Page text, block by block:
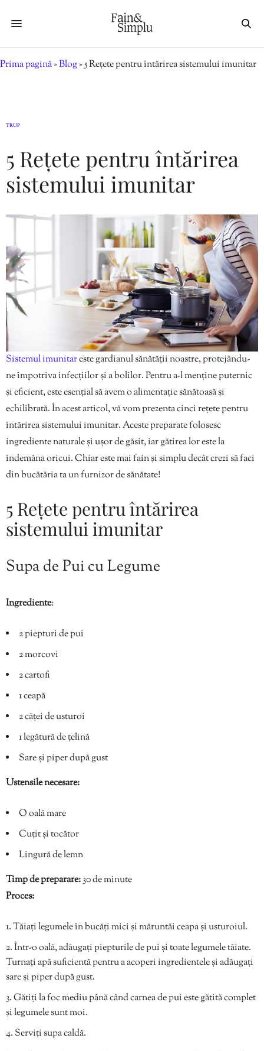
Prima pagină»Blog»5 Rețete pentru întărirea sistemului imunitar
TRUP
5 Rețete pentru întărirea
sistemului imunitar
Sistemul imunitareste gardianul sănătății noastre, protejându-
ne împotriva infecțiilor și a bolilor. Pentru a-l menține puternic
și eficient, este esențial să avem o alimentație sănătoasă și
echilibrată. În acest articol, vă vom prezenta cinci rețete pentru
întărirea sistemului imunitar. Aceste preparate folosesc
ingrediente naturale și ușor de găsit, iar gătirea lor este la
îndemâna oricui. Chiar este mai fain și simplu decât crezi să faci
din bucătăria ta un furnizor de sănătate!
5 Rețete pentru întărirea
sistemului imunitar
Supa de Pui cu Legume
Ingrediente:
2 piepturi de pui
2 morcovi
2 cartofi
1 ceapă
2 căței de usturoi
1 legătură de țelină
Sare și piper după gust
Ustensile necesare:
O oală mare
Cuțit și tocător
Lingură de lemn
Timp de preparare:30 de minute
Proces:
Tăiați legumele în bucăți mici și măruntăi ceapa și usturoiul.
Într-o oală, adăugați piepturile de pui și toate legumele tăiate.
Turnați apă suficientă pentru a acoperi ingredientele și adăugați
sare și piper după gust.
Gătiți la foc mediu până când carnea de pui este gătită complet
și legumele sunt moi.
Serviți supa caldă.